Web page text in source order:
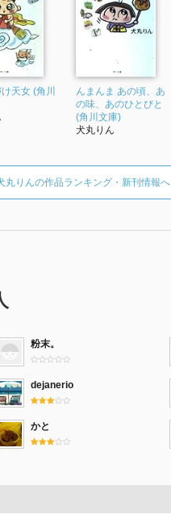
天女 (角川
んまんま あの頃、あ
の味、あのひとびと
(角川文庫)
犬丸りん
丸りんの作品ランキング・新刊情報へ
粉末。
dejanerio
かと